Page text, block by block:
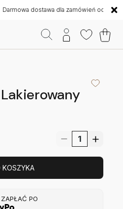
dostawa dla zamówień od 300 zł
PO